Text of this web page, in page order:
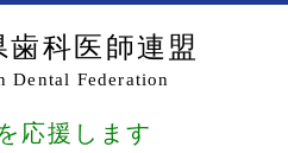
歯科医師連盟
Dental Federation
応援します